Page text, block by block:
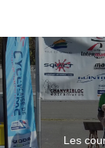
Les